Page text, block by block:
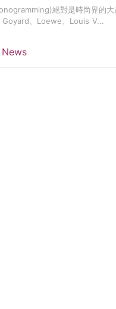
絕對是時尚界的大
、Loewe、Louis V...